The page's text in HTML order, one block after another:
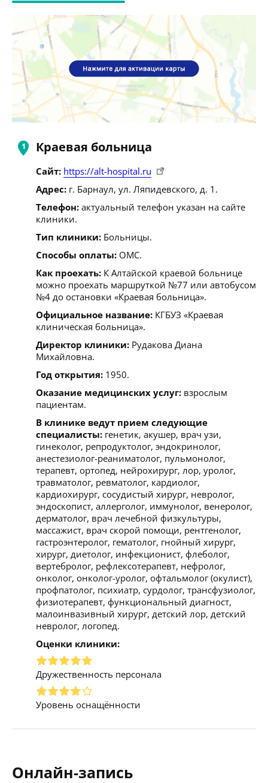
Краевая больница
Сайт: https://alt-hospital.ru
Адрес: г. Барнаул, ул. Ляпидевского, д. 1.
Телефон: актуальный телефон указан на сайте
клиники.
Тип клиники: Больницы.
Способы оплаты: ОМС.
Как проехать: К Алтайской краевой больнице
можно проехать маршруткой №77 или автобусом
№4 до остановки «Краевая больница».
Официальное название: КГБУЗ «Краевая
клиническая больница».
Директор клиники: Рудакова Диана
Михайловна.
Год открытия: 1950.
Оказание медицинских услуг: взрослым
пациентам.
В клинике ведут прием следующие
специалисты: генетик, акушер, врач узи,
гинеколог, репродуктолог, эндокринолог,
анестезиолог-реаниматолог, пульмонолог,
терапевт, ортопед, нейрохирург, лор, уролог,
травматолог, ревматолог, кардиолог,
кардиохирург, сосудистый хирург, невролог,
эндоскопист, аллерголог, иммунолог, венеролог,
дерматолог, врач лечебной физкультуры,
массажист, врач скорой помощи, рентгенолог,
гастроэнтеролог, гематолог, гнойный хирург,
хирург, диетолог, инфекционист, флеболог,
вертебролог, рефлексотерапевт, нефролог,
онколог, онколог-уролог, офтальмолог (окулист),
профпатолог, психиатр, сурдолог, трансфузиолог,
физиотерапевт, функциональный диагност,
малоинвазивный хирург, детский лор, детский
невролог, логопед.
Оценки клиники:
Дружественность персонала
Уровень оснащённости
Онлайн-запись